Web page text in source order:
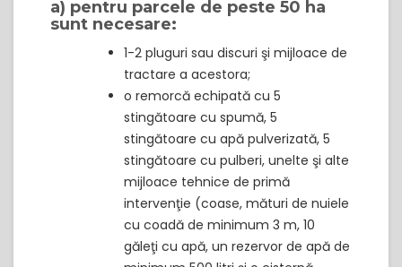
a) pentru parcele de peste 50 ha
sunt necesare:
1-2 pluguri sau discuri şi mijloace de
tractare a acestora;
o remorcă echipată cu 5
stingătoare cu spumă, 5
stingătoare cu apă pulverizată, 5
stingătoare cu pulberi, unelte şi alte
mijloace tehnice de primă
intervenţie (coase, mături de nuiele
cu coadă de minimum 3 m, 10
găleţi cu apă, un rezervor de apă de